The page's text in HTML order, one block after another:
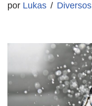
por Lukas Diversos